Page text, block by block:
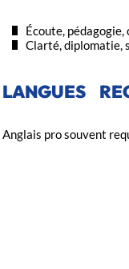
Écoute,
Clarté, diplomatie,
LANGUES
Anglais pro souvent